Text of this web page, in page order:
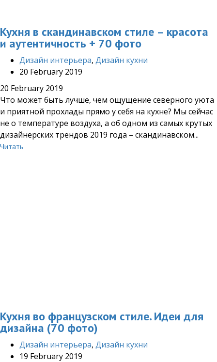
Кухня в скандинавском стиле – красота
и аутентичность + 70 фото
Дизайн интерьера, Дизайн кухни
20 February 2019
20 February 2019
Что может быть лучше, чем ощущение северного уюта
и приятной прохлады прямо у себя на кухне? Мы сейчас
не о температуре воздуха, а об одном из самых крутых
дизайнерских трендов 2019 года – скандинавском...
Читать
Кухня во французском стиле. Идеи для
дизайна (70 фото)
Дизайн интерьера, Дизайн кухни
19 February 2019